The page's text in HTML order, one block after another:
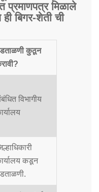
प्रमाणपत्र मिळाले
बिगर-शेती ची
कुठून
विभागीय
कडून